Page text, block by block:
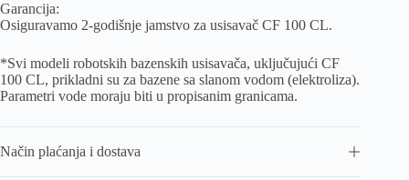
Garancija:
Osiguravamo 2-godišnje jamstvo za usisavač CF 100 CL.
*Svi modeli robotskih bazenskih usisavača, uključujući CF
100 CL, prikladni su za bazene sa slanom vodom (elektroliza).
Parametri vode moraju biti u propisanim granicama.
Način plaćanja i dostava